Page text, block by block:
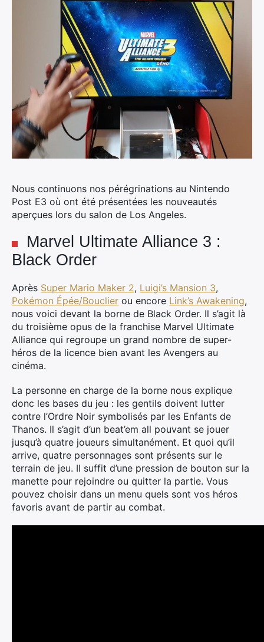
Nous continuons nos pérégrinations au Nintendo
Post E3 où ont été présentées les nouveautés
aperçues lors du salon de Los Angeles.
Marvel Ultimate Alliance 3 :
Black Order
Après Super Mario Maker 2, Luigi’s Mansion 3,
Pokémon Épée/Bouclier ou encore Link’s Awakening,
nous voici devant la borne de Black Order. Il s’agit là
du troisième opus de la franchise Marvel Ultimate
Alliance qui regroupe un grand nombre de super-
héros de la licence bien avant les Avengers au
cinéma.
La personne en charge de la borne nous explique
donc les bases du jeu : les gentils doivent lutter
contre l’Ordre Noir symbolisés par les Enfants de
Thanos. Il s’agit d’un beat’em all pouvant se jouer
jusqu’à quatre joueurs simultanément. Et quoi qu’il
arrive, quatre personnages sont présents sur le
terrain de jeu. Il suffit d’une pression de bouton sur la
manette pour rejoindre ou quitter la partie. Vous
pouvez choisir dans un menu quels sont vos héros
favoris avant de partir au combat.